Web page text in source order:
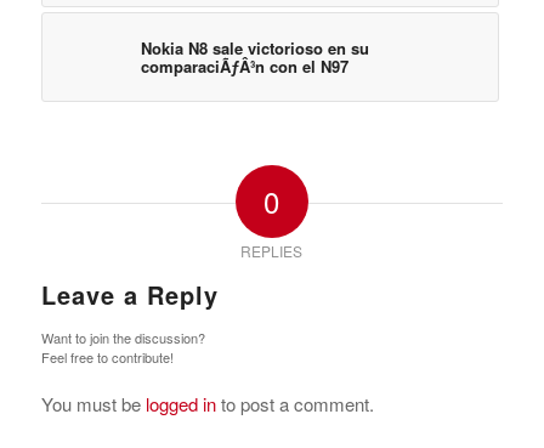
Nokia N8 sale victorioso en su
comparaciÃƒÂ³n con el N97
0
REPLIES
Leave a Reply
Want to join the discussion?
Feel free to contribute!
You must be logged into post a comment.